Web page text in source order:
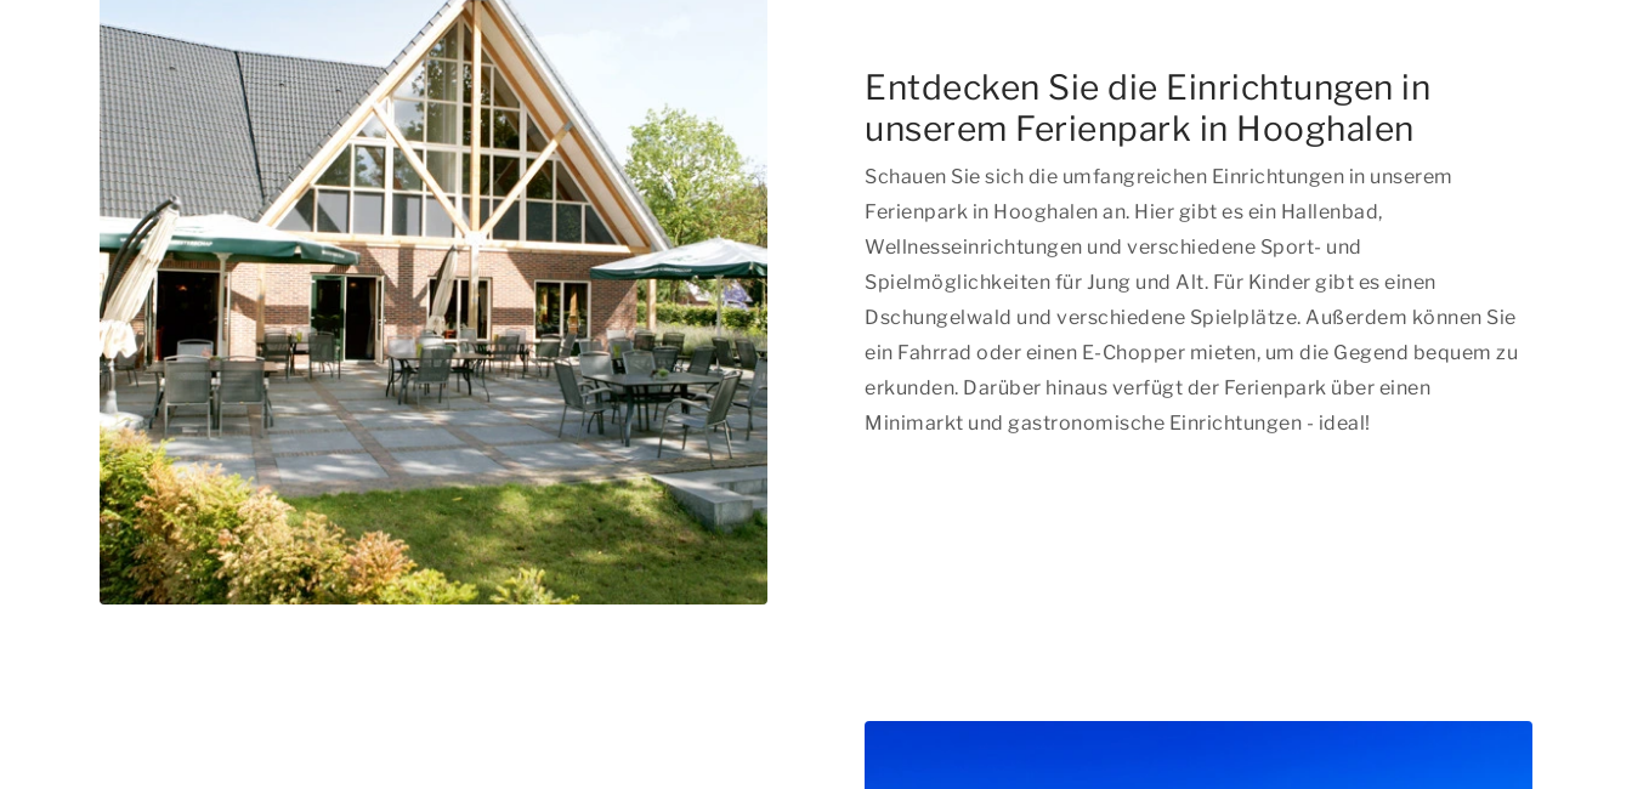
Entdecken Sie die Einrichtungen in
unserem Ferienpark in Hooghalen
Schauen Sie sich die umfangreichen Einrichtungen in unserem
Ferienpark in Hooghalen an. Hier gibt es ein Hallenbad,
Wellnesseinrichtungen und verschiedene Sport- und
Spielmöglichkeiten für Jung und Alt. Für Kinder gibt es einen
Dschungelwald und verschiedene Spielplätze. Außerdem können Sie
ein Fahrrad oder einen E-Chopper mieten, um die Gegend bequem zu
erkunden. Darüber hinaus verfügt der Ferienpark über einen
Minimarkt und gastronomische Einrichtungen - ideal!